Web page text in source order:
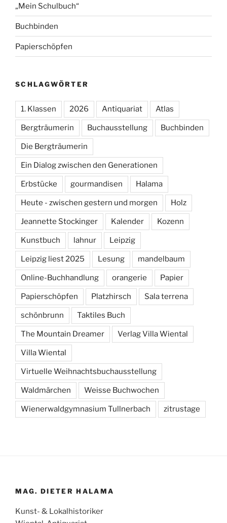
„Mein Schulbuch“
Buchbinden
Papierschöpfen
SCHLAGWÖRTER
1. Klassen 2026 Antiquariat Atlas
Bergträumerin Buchausstellung Buchbinden
Die Bergträumerin
Ein Dialog zwischen den Generationen
Erbstücke gourmandisen Halama
Heute - zwischen gestern und morgen Holz
Jeannette Stockinger Kalender Kozenn
Kunstbuch lahnur Leipzig
Leipzig liest 2025 Lesung mandelbaum
Online-Buchhandlung orangerie Papier
Papierschöpfen Platzhirsch Sala terrena
schönbrunn Taktiles Buch
The Mountain Dreamer Verlag Villa Wiental
Villa Wiental
Virtuelle Weihnachtsbuchausstellung
Waldmärchen Weisse Buchwochen
Wienerwaldgymnasium Tullnerbach zitrustage
MAG. DIETER HALAMA
Kunst- & Lokalhistoriker